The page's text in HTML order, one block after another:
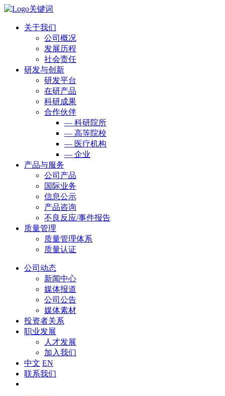
关于我们
公司概况
发展历程
社会责任
研发与创新
研发平台
在研产品
科研成果
合作伙伴
— 科研院所
— 高等院校
— 医疗机构
— 企业
产品与服务
公司产品
国际业务
信息公示
产品咨询
不良反应/事件报告
质量管理
质量管理体系
质量认证
公司动态
新闻中心
媒体报道
公司公告
媒体素材
投资者关系
职业发展
人才发展
加入我们
中文 EN
联系我们